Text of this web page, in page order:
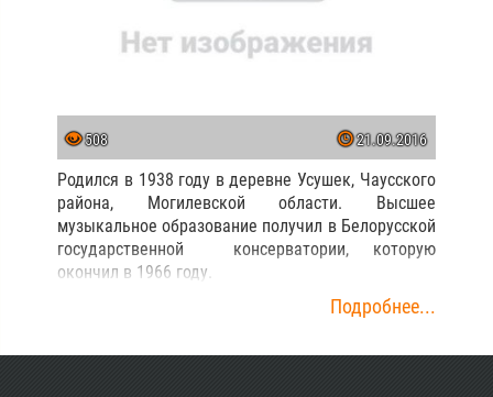
508 21.09.2016
Родился в 1938 году в деревне Усушек, Чаусского
района, Могилевской области. Высшее
музыкальное образование получил в Белорусской
государственной консерватории, которую
окончил в 1966 году.
Подробнее...